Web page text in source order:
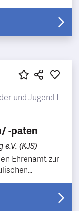
begleiten.
und Jugend
-paten
(KJS)
Ehrenamt zur
Dann